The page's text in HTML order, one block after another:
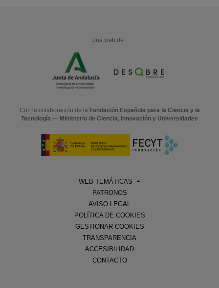
Una web de:
Con la colaboración de la Fundación Española para la Ciencia y la
Tecnología — Ministerio de Ciencia, Innovación y Universidades
WEB TEMÁTICAS
PATRONOS
AVISO LEGAL
POLÍTICA DE COOKIES
GESTIONAR COOKIES
TRANSPARENCIA
ACCESIBILIDAD
CONTACTO